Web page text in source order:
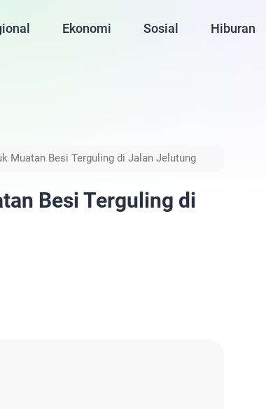
Ekonomi Sosial Hiburan
Muatan Besi Terguling di Jalan Jelutung
Besi Terguling di